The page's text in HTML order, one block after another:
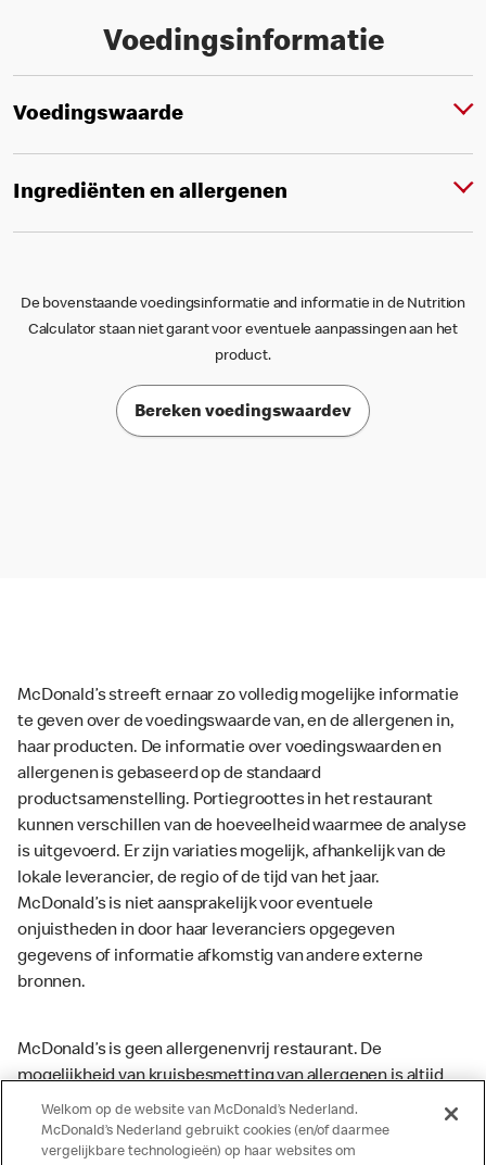
Voedingsinformatie
Voedingswaarde
Ingrediënten en allergenen
De bovenstaande voedingsinformatie and informatie in de Nutrition
Calculator staan niet garant voor eventuele aanpassingen aan het
product.
Bereken voedingswaardev
McDonald’s streeft ernaar zo volledig mogelijke informatie
te geven over de voedingswaarde van, en de allergenen in,
haar producten. De informatie over voedingswaarden en
allergenen is gebaseerd op de standaard
productsamenstelling. Portiegroottes in het restaurant
kunnen verschillen van de hoeveelheid waarmee de analyse
is uitgevoerd. Er zijn variaties mogelijk, afhankelijk van de
lokale leverancier, de regio of de tijd van het jaar.
McDonald’s is niet aansprakelijk voor eventuele
onjuistheden in door haar leveranciers opgegeven
gegevens of informatie afkomstig van andere externe
bronnen.
McDonald’s is geen allergenenvrij restaurant. De
mogelijkheid van kruisbesmetting van allergenen is altijd
aanwezig. McDonald’s kan zodoende niet garanderen dat
haar producten geen sporen van allergenen bevatten.
McDonald’s aanvaardt daarom geen aansprakelijkheid
Welkom op de website van McDonald’s Nederland.
McDonald’s Nederland gebruikt cookies (en/of daarmee
vergelijkbare technologieën) op haar websites om